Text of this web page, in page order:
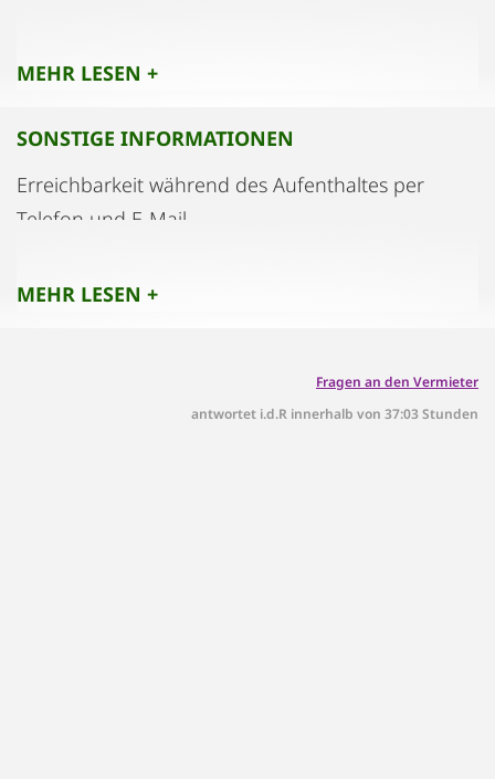
Die Hausordnung liegt im Apartment auf, kann
MEHR LESEN +
SONSTIGE INFORMATIONEN
Erreichbarkeit während des Aufenthaltes per
Telefon und E-Mail
MEHR LESEN +
Fragen an den Vermieter
antwortet i.d.R innerhalb von 37:03 Stunden